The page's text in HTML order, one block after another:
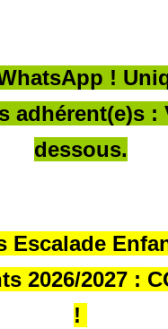
!
adhérent(e)s :
dessous.
Escalade
2026/2027 :
!